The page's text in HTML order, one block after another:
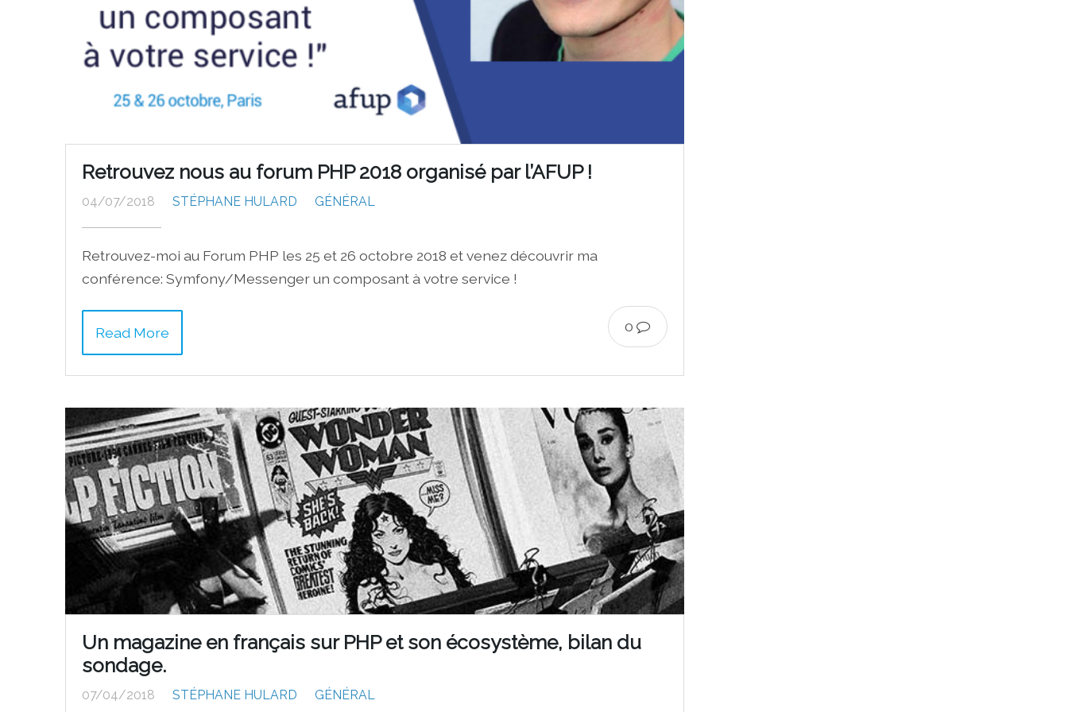
Retrouvez nous au forum PHP 2018 organisé par l’AFUP !
04/07/2018 STÉPHANE HULARD GÉNÉRAL
Retrouvez-moi au Forum PHP les 25 et 26 octobre 2018 et venez découvrir ma
conférence: Symfony/Messenger un composant à votre service !
0
Read More
Un magazine en français sur PHP et son écosystème, bilan du
sondage.
07/04/2018 STÉPHANE HULARD GÉNÉRAL